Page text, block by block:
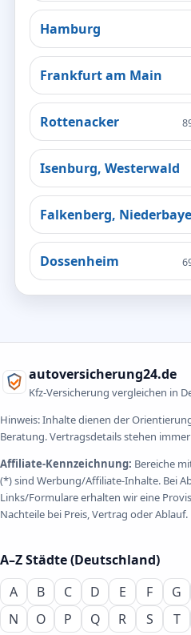
Hamburg
Frankfurt am Main
Rottenacker
Isenburg, Westerwald
Falkenberg,
Dossenheim
autoversicherung24.de
Kfz-Versicherung vergleichen in
Hinweis: Inhalte dienen der
Beratung. Vertragsdetails stehen
Affiliate-Kennzeichnung: Bereiche
(*) sind Werbung/Affiliate-Inhalte. Bei
Links/Formulare erhalten wir eine
Nachteile bei Preis, Vertrag oder Ablauf.
A–Z Städte (Deutschland)
A
B C D E F G
N
O P Q R S T